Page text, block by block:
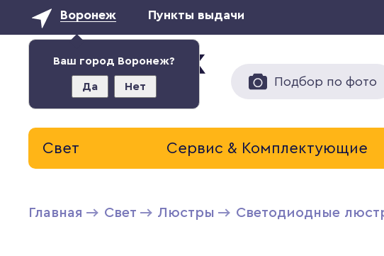
Воронеж
Ваш город Воронеж?
Да Нет
Пункты выдачи
Подбор по фото
Свет Сервис & Комплектующие
Главная Свет Люстры Светодиодные